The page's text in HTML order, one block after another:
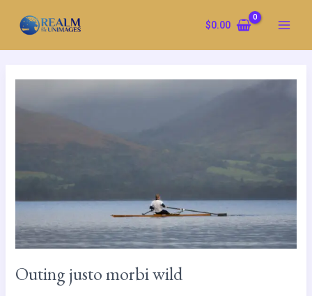
content
$0.00
Outing justo morbi wild
morbi